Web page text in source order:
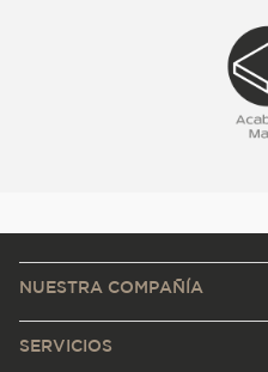
NUESTRA COMPAÑÍA
SERVICIOS